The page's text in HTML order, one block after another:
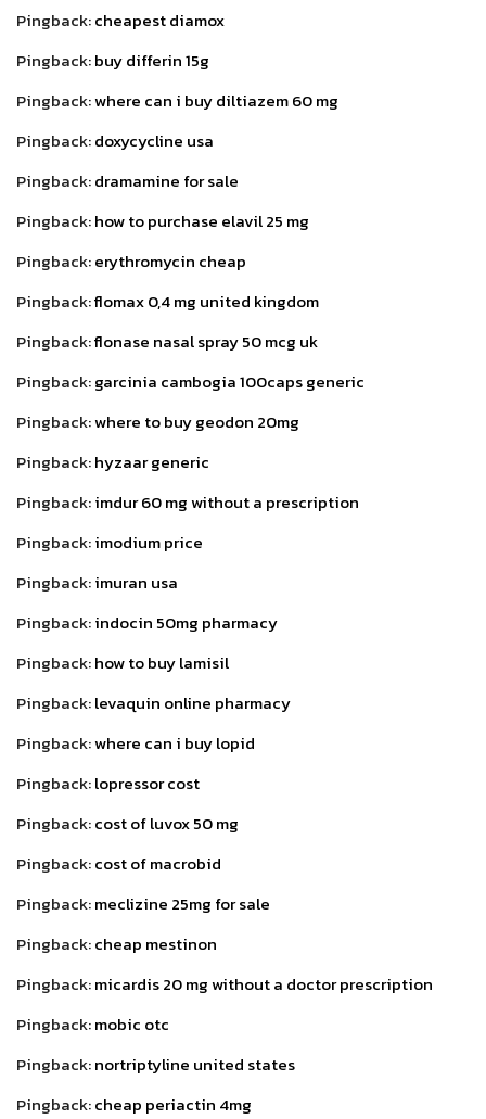
Pingback:cheapest diamox
Pingback:buy differin 15g
Pingback:where can i buy diltiazem 60 mg
Pingback:doxycycline usa
Pingback:dramamine for sale
Pingback:how to purchase elavil 25 mg
Pingback:erythromycin cheap
Pingback:flomax 0,4 mg united kingdom
Pingback:flonase nasal spray 50 mcg uk
Pingback:garcinia cambogia 100caps generic
Pingback:where to buy geodon 20mg
Pingback:hyzaar generic
Pingback:imdur 60 mg without a prescription
Pingback:imodium price
Pingback:imuran usa
Pingback:indocin 50mg pharmacy
Pingback:how to buy lamisil
Pingback:levaquin online pharmacy
Pingback:where can i buy lopid
Pingback:lopressor cost
Pingback:cost of luvox 50 mg
Pingback:cost of macrobid
Pingback:meclizine 25mg for sale
Pingback:cheap mestinon
Pingback:micardis 20 mg without a doctor prescription
Pingback:mobic otc
Pingback:nortriptyline united states
Pingback:cheap periactin 4mg